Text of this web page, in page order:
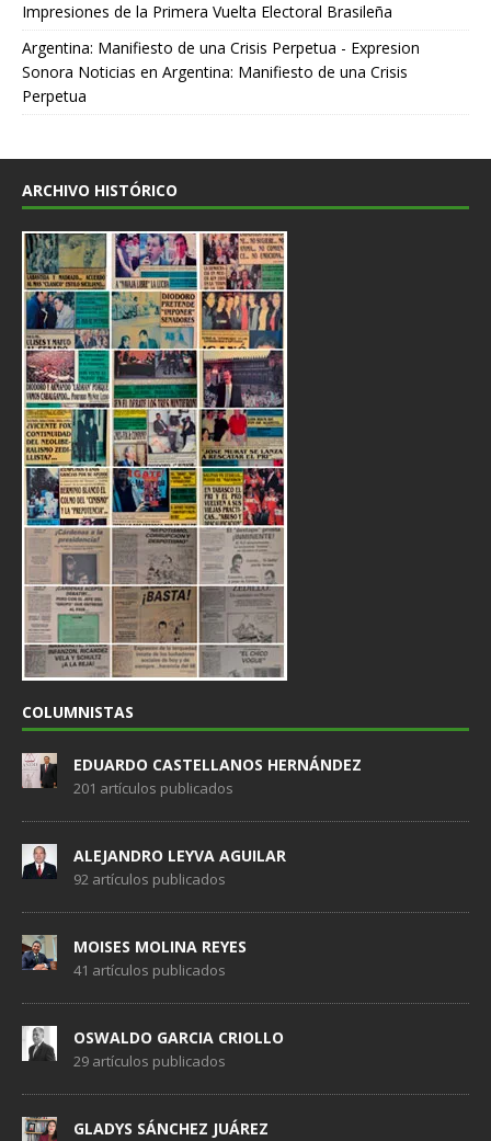
Impresiones de la Primera Vuelta Electoral Brasileña
Argentina: Manifiesto de una Crisis Perpetua - Expresion
Sonora Noticias en Argentina: Manifiesto de una Crisis
Perpetua
ARCHIVO HISTÓRICO
COLUMNISTAS
EDUARDO CASTELLANOS HERNÁNDEZ
201 artículos publicados
ALEJANDRO LEYVA AGUILAR
92 artículos publicados
MOISES MOLINA REYES
41 artículos publicados
OSWALDO GARCIA CRIOLLO
29 artículos publicados
GLADYS SÁNCHEZ JUÁREZ